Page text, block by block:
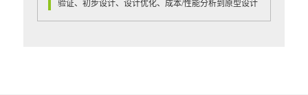
验证、初步设计、设计优化、成本/性能分析到原型设计
和批量生产。